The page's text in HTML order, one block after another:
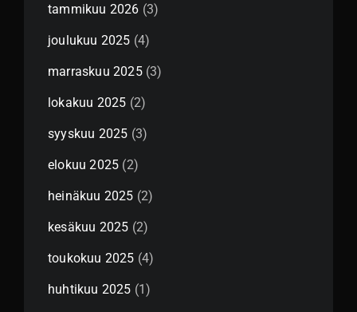
tammikuu 2026 (3)
joulukuu 2025 (4)
marraskuu 2025(3)
lokakuu 2025 (2)
syyskuu 2025 (3)
elokuu 2025 (2)
heinäkuu 2025 (2)
kesäkuu 2025 (2)
toukokuu 2025 (4)
huhtikuu 2025 (1)